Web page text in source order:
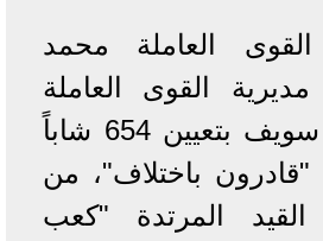
العاملة محمد
القوى العاملة
بمحافظة بني سويف بتعيين 654 شاباً
"قادرون باختلاف"، من
المرتدة "كعب